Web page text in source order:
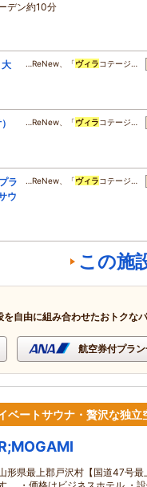
デン約10分
…ReNew、「ヴィラコテージ…
…ReNew、「ヴィラコテージ…
ラ
ウ
…ReNew、「ヴィラコテージ…
この施
を自由に組み合わせたおトクな
航空券付プラ
ベートサウナ・贅沢な独立
形県最上郡戸沢村【国道47号